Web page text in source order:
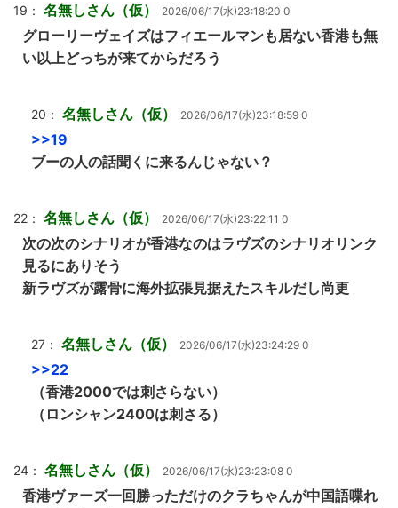
19： 名無しさん（仮） 2026/06/17(水)23:18:20 0
グローリーヴェイズはフィエールマンも居ない香港も無
い以上どっちが来てからだろう
20： 名無しさん（仮） 2026/06/17(水)23:18:59 0
>>19
ブーの人の話聞くに来るんじゃない？
22： 名無しさん（仮） 2026/06/17(水)23:22:11 0
次の次のシナリオが香港なのはラヴズのシナリオリンク
見るにありそう
新ラヴズが露骨に海外拡張見据えたスキルだし尚更
27： 名無しさん（仮） 2026/06/17(水)23:24:29 0
>>22
（香港2000では刺さらない）
（ロンシャン2400は刺さる）
24： 名無しさん（仮） 2026/06/17(水)23:23:08 0
香港ヴァーズ一回勝っただけのクラちゃんが中国語喋れ